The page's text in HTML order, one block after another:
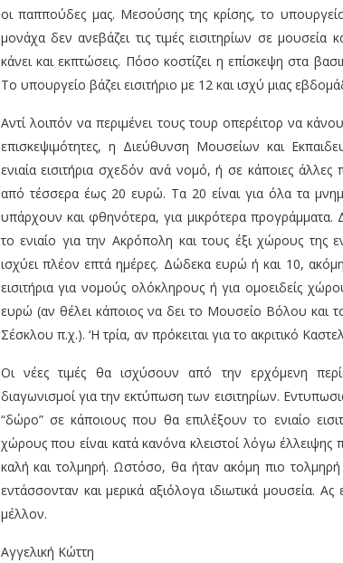
οι παππούδες μας. Μεσούσης της κρίσης, το
μονάχα δεν ανεβάζει τις τιμές εισιτηρίων σε μουσεία
κάνει και εκπτώσεις. Πόσο κοστίζει η επίσκεψη στα
Το υπουργείο βάζει εισιτήριο με 12 και ισχύ μιας
Αντί λοιπόν να περιμένει τους τουρ οπερέιτορ να
επισκεψιμότητες, η Διεύθυνση Μουσείων και
ενιαία εισιτήρια σχεδόν ανά νομό, ή σε κάποιες άλλες
από τέσσερα έως 20 ευρώ. Τα 20 είναι για όλα τα
υπάρχουν και φθηνότερα, για μικρότερα προγράμματα.
το ενιαίο για την Ακρόπολη και τους έξι χώρους της
ισχύει πλέον επτά ημέρες. Δώδεκα ευρώ ή και 10,
εισιτήρια για νομούς ολόκληρους ή για ομοειδείς
ευρώ (αν θέλει κάποιος να δει το Μουσείο Βόλου και
Σέσκλου π.χ.). ‘Η τρία, αν πρόκειται για το ακριτικό
Οι νέες τιμές θα ισχύσουν από την ερχόμενη
διαγωνισμοί για την εκτύπωση των εισιτηρίων.
“δώρο” σε κάποιους που θα επιλέξουν το ενιαίο
χώρους που είναι κατά κανόνα κλειστοί λόγω
καλή και τολμηρή. Ωστόσο, θα ήταν ακόμη πιο τολμηρή
εντάσσονταν και μερικά αξιόλογα ιδιωτικά μουσεία.
μέλλον.
Αγγελική Κώττη